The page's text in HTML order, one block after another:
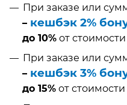
При заказе или
– кешбэк 2%
до 10% от стоимости
При заказе или
– кешбэк 3%
до 15% от стоимости